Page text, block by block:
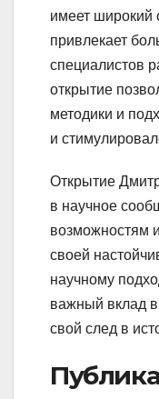
имеет широкий
привлекает
специалистов
открытие
методики и
и
Открытие
в научное
возможностям
своей
научному
важный вклад в
свой след в